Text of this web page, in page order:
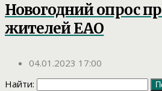
Новогодний опрос
жителей ЕАО
04.01.2023 17:00
Найти: